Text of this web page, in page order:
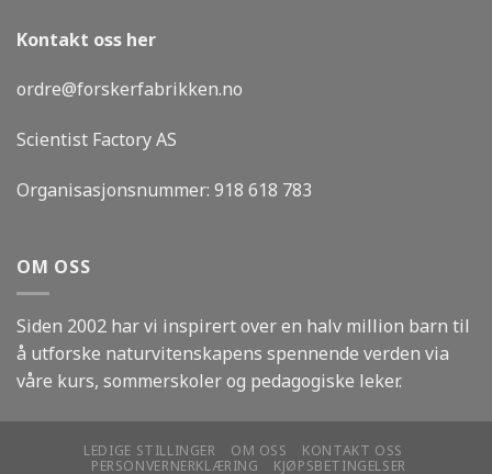
Kontakt oss her
ordre@forskerfabrikken.no
Scientist Factory AS
Organisasjonsnummer: 918 618 783
OM OSS
Siden 2002 har vi inspirert over en halv million barn til
å utforske naturvitenskapens spennende verden via
våre kurs, sommerskoler og pedagogiske leker.
LEDIGE STILLINGER OM OSS
KONTAKT OSS
PERSONVERNERKLÆRING
KJØPSBETINGELSER